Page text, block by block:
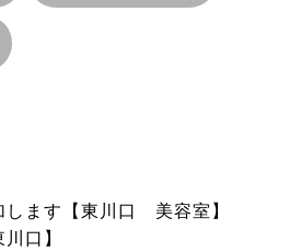
します【東川口 美容室】
口】